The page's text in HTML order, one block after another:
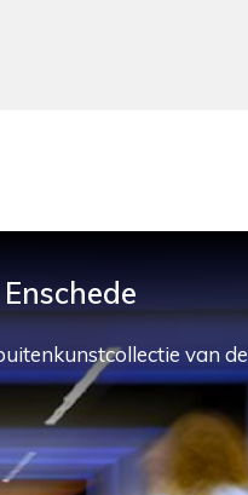
van de